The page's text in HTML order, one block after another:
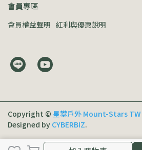
會員專區
會員權益聲明 紅利與優惠說明
Copyright © 星攀戶外 Mount-Stars TW
Designed by CYBERBIZ.